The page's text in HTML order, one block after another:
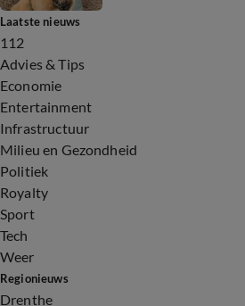
Laatste nieuws
112
Advies & Tips
Economie
Entertainment
Infrastructuur
Milieu en Gezondheid
Politiek
Royalty
Sport
Tech
Weer
Regionieuws
Drenthe